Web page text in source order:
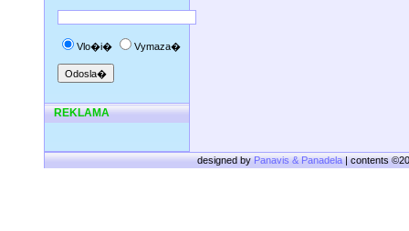
Vlo�i� Vymaza�
REKLAMA
designed byPanavis & Panadela| contents